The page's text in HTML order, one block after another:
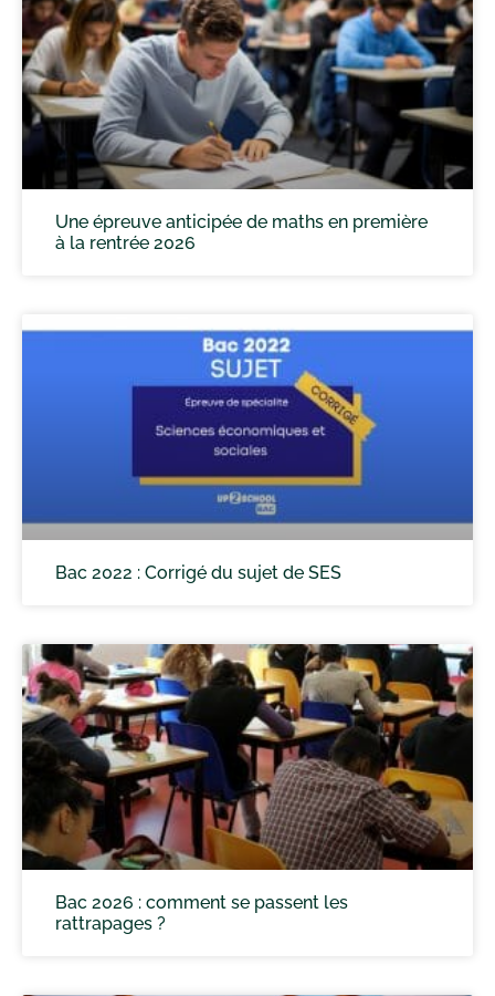
Une épreuve anticipée de maths en première
à la rentrée 2026
Bac 2022 : Corrigé du sujet de SES
Bac 2026 : comment se passent les
rattrapages ?